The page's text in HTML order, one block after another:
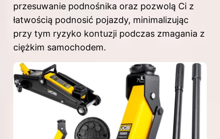
przesuwanie podnośnika oraz pozwolą Ci z
łatwością podnosić pojazdy, minimalizując
przy tym ryzyko kontuzji podczas zmagania z
ciężkim samochodem.